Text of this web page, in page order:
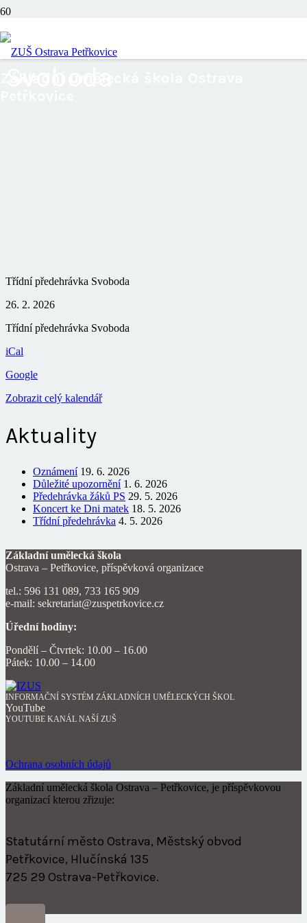
Třídní předehrávka
Třídní předehrávka Svoboda
26. 2. 2026
Třídní předehrávka Svoboda
iCal
Google
Zobrazit celý kalendář
Aktuality
Oznámení 19. 6. 2026
Důležité upozornění 1. 6. 2026
Předehrávka žáků PS 29. 5. 2026
Koncert ke Dni matek 18. 5. 2026
Třídní předehrávka 4. 5. 2026
Základní umělecká škola
Ostrava – Petřkovice, příspěvková organizace
tel.: 596 131 089, 733 165 909
e-mail: sekretariat@zuspetrkovice.cz
Úřední hodiny:
Pondělí – Čtvrtek: 10.00 – 16.00
Pátek: 10.00 – 14.00
INFORMAČNÍ SYSTÉM ZÁKLADNÍCH UMĚLECKÝCH ŠKOL
YouTube
YOUTUBE KANÁL NAŠÍ ZUŠ
Ochrana osobních údajů
Základní umělecká škola Ostrava – Petřkovice, je příspěvkovou
organizací kterou zřizuje:
Statutární město Ostrava, Městský obvod
Petřkovice, Hlučínská 135
725 29 Ostrava-Petřkovice.